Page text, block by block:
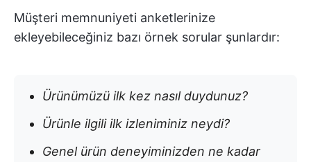
Müşteri memnuniyeti anketlerinize
ekleyebileceğiniz bazı örnek sorular şunlardır:
Ürünümüzü ilk kez nasıl duydunuz?
Ürünle ilgili ilk izleniminiz neydi?
Genel ürün deneyiminizden ne kadar